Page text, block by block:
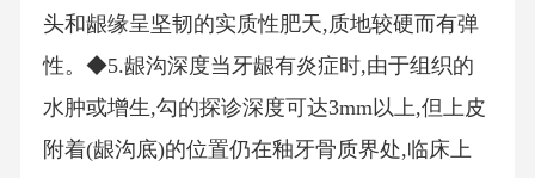
头和龈缘呈坚韧的实质性肥天,质地较硬而有弹
性。◆5.龈沟深度当牙龈有炎症时,由于组织的
水肿或增生,勾的探诊深度可达3mm以上,但上皮
附着(龈沟底)的位置仍在釉牙骨质界处,临床上